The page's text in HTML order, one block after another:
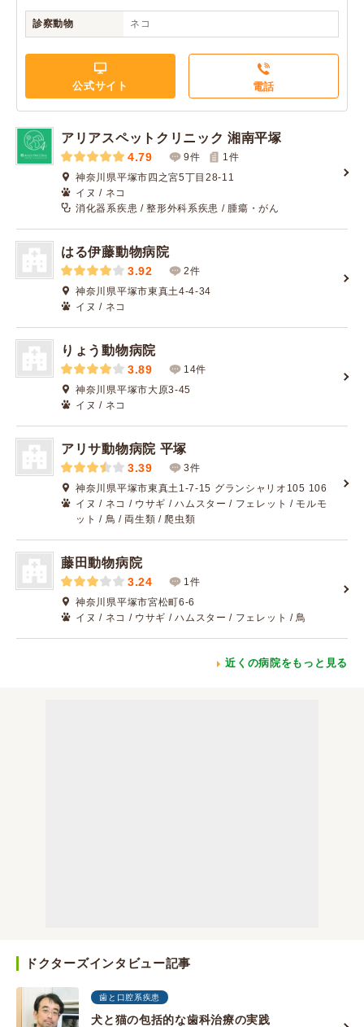
診察動物 ネコ
公式サイト 電話
アリアスペットクリニック 湘南平塚
4.79 9件 1 件
神奈川県平塚市四之宮5丁目28-11
イヌ / ネコ
消化器系疾患 / 整形外科系疾患 / 腫瘍・がん
はる伊藤動物病院
3.92
2件
神奈川県平塚市東真土4-4-34
イヌ / ネコ
りょう動物病院
3.89
14件
神奈川県平塚市大原3-45
イヌ / ネコ
アリサ動物病院 平塚
3.39
3件
神奈川県平塚市東真土1-7-15 グランシャリオ105 106
イヌ / ネコ / ウサギ / ハムスター / フェレット / モルモ
ット / 鳥 / 両生類 / 爬虫類
藤田動物病院
3.24
1件
神奈川県平塚市宮松町6-6
イヌ / ネコ / ウサギ / ハムスター / フェレット / 鳥
近くの病院をもっと見る
ドクターズインタビュー記事
歯と口腔系疾患
犬と猫の包括的な歯科治療の実践